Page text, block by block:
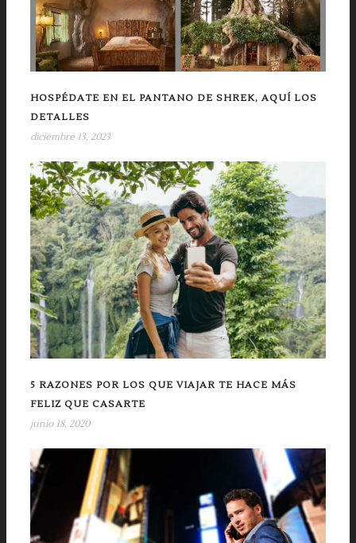
HOSPÉDATE EN EL PANTANO DE SHREK, AQUÍ LOS
DETALLES
diciembre 13, 2023
5 RAZONES POR LOS QUE VIAJAR TE HACE MÁS
FELIZ QUE CASARTE
junio 18, 2020